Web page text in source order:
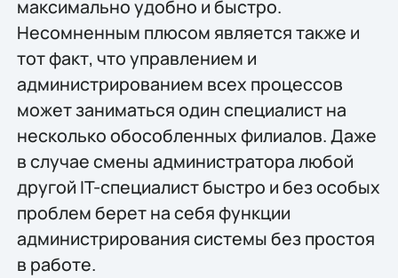
максимально удобно и быстро.
Несомненным плюсом является также и
тот факт, что управлением и
администрированием всех процессов
может заниматься один специалист на
несколько обособленных филиалов. Даже
в случае смены администратора любой
другой IT-специалист быстро и без особых
проблем берет на себя функции
администрирования системы без простоя
в работе.